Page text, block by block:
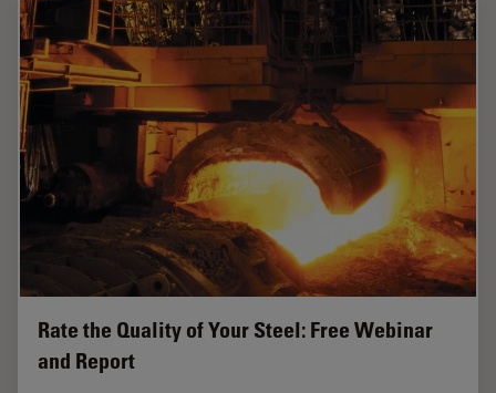
Rate the Quality of Your Steel: Free Webinar
and Report